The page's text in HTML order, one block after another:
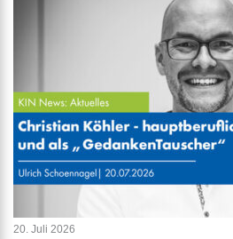
20. Juli 2026